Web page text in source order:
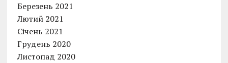
Березень 2021
Лютий 2021
Січень 2021
Грудень 2020
Листопад 2020